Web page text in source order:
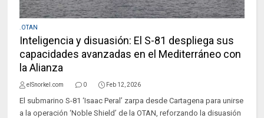
.OTAN
Inteligencia y disuasión: El S-81 despliega sus
capacidades avanzadas en el Mediterráneo con
la Alianza
elSnorkel.com 0 Feb 12, 2026
El submarino S-81 ‘Isaac Peral’ zarpa desde Cartagena para unirse
a la operación ‘Noble Shield’ de la OTAN, reforzando la disuasión